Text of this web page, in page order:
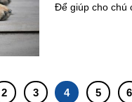
Để giúp cho chú
2 3 4 5 6